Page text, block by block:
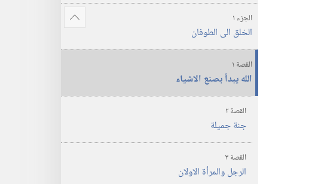
المقدس
الجزء ١
الخلق الى الطوفان
عرض
القصة ١
الله يبدأ بصنع الاشياء
القصة ٢
جنة جميلة
القصة ٣
الرجل والمرأة الاولان